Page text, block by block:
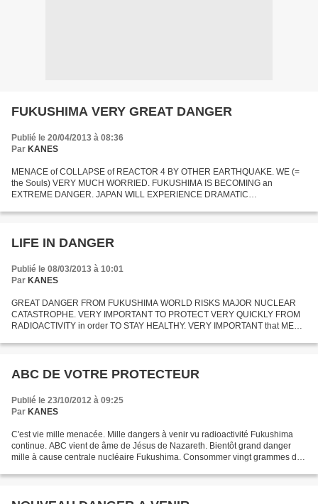
FUKUSHIMA VERY GREAT DANGER
Publié le 20/04/2013 à 08:36
Par KANES
MENACE of COLLAPSE of REACTOR 4 BY OTHER EARTHQUAKE. WE (=
the Souls) VERY MUCH WORRIED. FUKUSHIMA IS BECOMING an
EXTREME DANGER. JAPAN WILL EXPERIENCE DRAMATIC
BELIEVED IN. MEN IGNORE FUKUSHIMA. MEN...
LIFE IN DANGER
Publié le 08/03/2013 à 10:01
Par KANES
GREAT DANGER FROM FUKUSHIMA WORLD RISKS MAJOR NUCLEAR
CATASTROPHE. VERY IMPORTANT TO PROTECT VERY QUICKLY FROM
RADIOACTIVITY in order TO STAY HEALTHY. VERY IMPORTANT that MEN
IMMUNIZATION : IODINE...
ABC DE VOTRE PROTECTEUR
Publié le 23/10/2012 à 09:25
Par KANES
C'est vie mille menacée. Mille dangers à venir vu radioactivité Fukushima
continue. ABC vient de âme de Jésus de Nazareth. Bientôt grand danger
mille à cause centrale nucléaire Fukushima. Consommer vingt grammes de